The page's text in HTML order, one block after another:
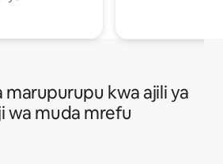
marupurupu kwa ajili ya
wa muda mrefu